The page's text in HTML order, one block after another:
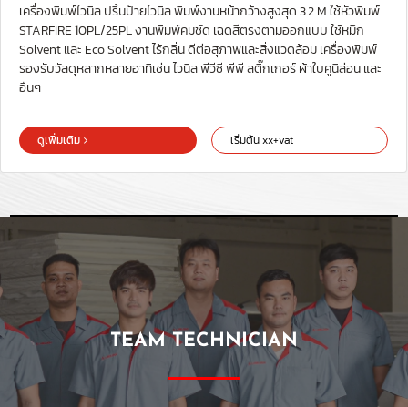
เครื่องพิมพ์ไวนิล ปริ้นป้ายไวนิล พิมพ์งานหน้ากว้างสูงสุด 3.2 M ใช้หัวพิมพ์
STARFIRE 10PL/25PL งานพิมพ์คมชัด เฉดสีตรงตามออกแบบ ใช้หมึก
Solvent และ Eco Solvent ไร้กลิ่น ดีต่อสุภาพและสิ่งแวดล้อม เครื่องพิมพ์
รองรับวัสดุหลากหลายอาทิเช่น ไวนิล พีวีซี พีพี สติ๊กเกอร์ ผ้าใบคูนิล่อน และ
อื่นๆ
ดูเพิ่มเติม เริ่มต้น xx+vat
TEAM TECHNICIAN